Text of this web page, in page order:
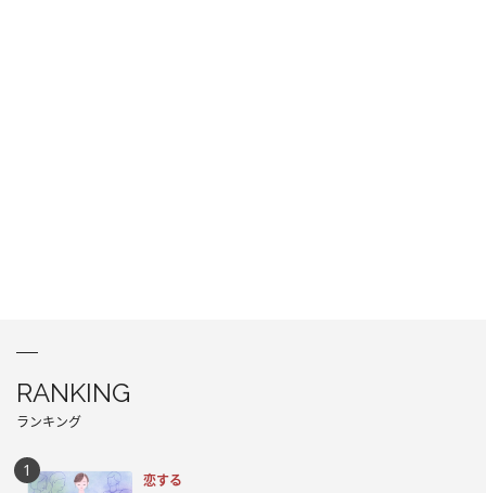
RANKING
ランキング
恋する